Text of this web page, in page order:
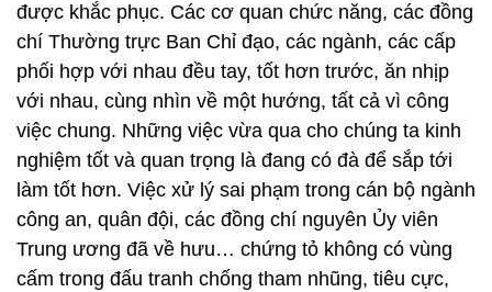
được khắc phục. Các cơ quan chức năng, các đồng
chí Thường trực Ban Chỉ đạo, các ngành, các cấp
phối hợp với nhau đều tay, tốt hơn trước, ăn nhịp
với nhau, cùng nhìn về một hướng, tất cả vì công
việc chung. Những việc vừa qua cho chúng ta kinh
nghiệm tốt và quan trọng là đang có đà để sắp tới
làm tốt hơn. Việc xử lý sai phạm trong cán bộ ngành
công an, quân đội, các đồng chí nguyên Ủy viên
Trung ương đã về hưu… chứng tỏ không có vùng
cấm trong đấu tranh chống tham nhũng, tiêu cực,